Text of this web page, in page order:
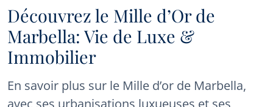
Découvrez le Mille d’Or de
Marbella: Vie de Luxe &
Immobilier
En savoir plus sur le Mille d’or de Marbella,
avec ses urbanisations luxueuses et ses